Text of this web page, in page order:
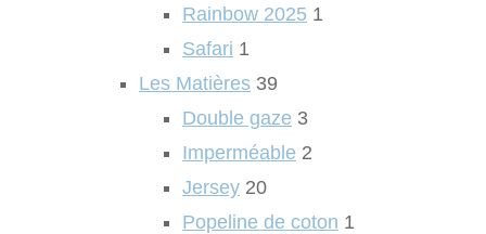
Rainbow 2025 1
Safari 1
Les Matières 39
Double gaze 3
Imperméable 2
Jersey 20
Popeline de coton 1